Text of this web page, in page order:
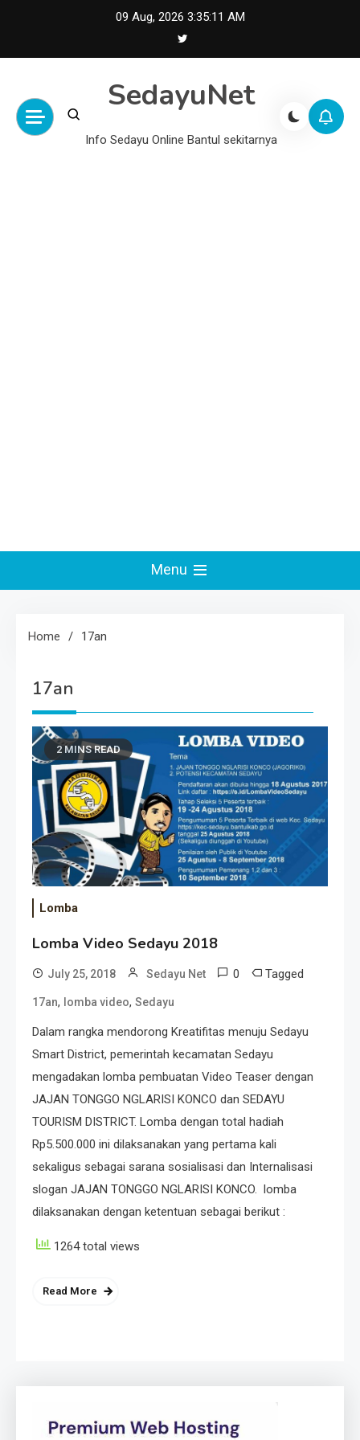
09 Aug, 2026 3:35:12 AM
SedayuNet
Info Sedayu Online Bantul sekitarnya
Menu
Home 17an
17an
2 MINS READ
Lomba
Lomba Video Sedayu 2018
July 25, 2018 Sedayu Net 0 Tagged
17an, lomba video, Sedayu
Dalam rangka mendorong Kreatifitas menuju Sedayu
Smart District, pemerintah kecamatan Sedayu
mengadakan lomba pembuatan Video Teaser dengan
JAJAN TONGGO NGLARISI KONCO dan SEDAYU
TOURISM DISTRICT. Lomba dengan total hadiah
Rp5.500.000 ini dilaksanakan yang pertama kali
sekaligus sebagai sarana sosialisasi dan Internalisasi
slogan JAJAN TONGGO NGLARISI KONCO. lomba
dilaksanakan dengan ketentuan sebagai berikut :
1264 total views
Read More